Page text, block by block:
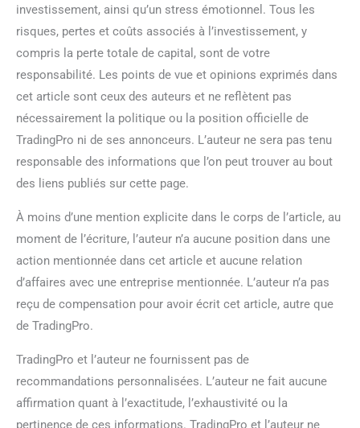
investissement, ainsi qu’un stress émotionnel. Tous les
risques, pertes et coûts associés à l’investissement, y
compris la perte totale de capital, sont de votre
responsabilité. Les points de vue et opinions exprimés dans
cet article sont ceux des auteurs et ne reflètent pas
nécessairement la politique ou la position officielle de
TradingPro ni de ses annonceurs. L’auteur ne sera pas tenu
responsable des informations que l’on peut trouver au bout
des liens publiés sur cette page.
À moins d’une mention explicite dans le corps de l’article, au
moment de l’écriture, l’auteur n’a aucune position dans une
action mentionnée dans cet article et aucune relation
d’affaires avec une entreprise mentionnée. L’auteur n’a pas
reçu de compensation pour avoir écrit cet article, autre que
de TradingPro.
TradingPro et l’auteur ne fournissent pas de
recommandations personnalisées. L’auteur ne fait aucune
affirmation quant à l’exactitude, l’exhaustivité ou la
pertinence de ces informations. TradingPro et l’auteur ne